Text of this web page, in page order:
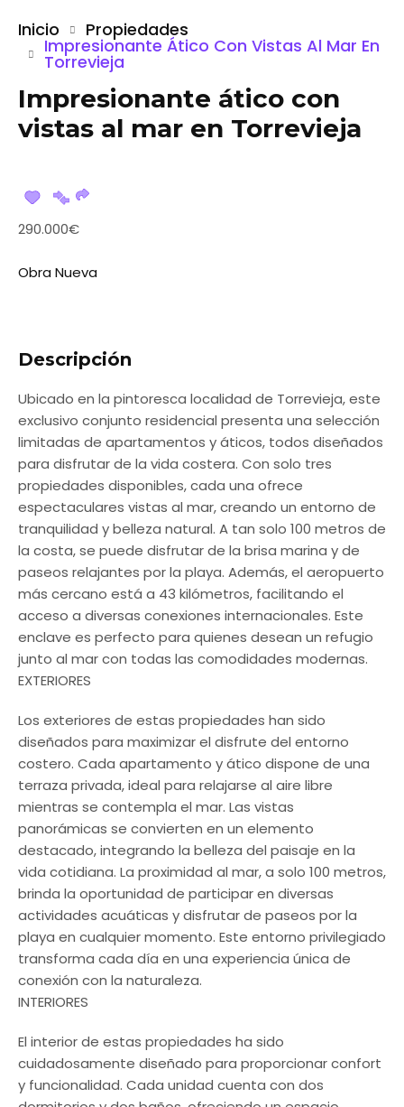
Inicio Propiedades
Impresionante Ático Con Vistas Al Mar En
Torrevieja
Impresionante ático con
vistas al mar en Torrevieja
290.000€
Obra Nueva
Descripción
Ubicado en la pintoresca localidad de Torrevieja, este
exclusivo conjunto residencial presenta una selección
limitadas de apartamentos y áticos, todos diseñados
para disfrutar de la vida costera. Con solo tres
propiedades disponibles, cada una ofrece
espectaculares vistas al mar, creando un entorno de
tranquilidad y belleza natural. A tan solo 100 metros de
la costa, se puede disfrutar de la brisa marina y de
paseos relajantes por la playa. Además, el aeropuerto
más cercano está a 43 kilómetros, facilitando el
acceso a diversas conexiones internacionales. Este
enclave es perfecto para quienes desean un refugio
junto al mar con todas las comodidades modernas.
EXTERIORES
Los exteriores de estas propiedades han sido
diseñados para maximizar el disfrute del entorno
costero. Cada apartamento y ático dispone de una
terraza privada, ideal para relajarse al aire libre
mientras se contempla el mar. Las vistas
panorámicas se convierten en un elemento
destacado, integrando la belleza del paisaje en la
vida cotidiana. La proximidad al mar, a solo 100 metros,
brinda la oportunidad de participar en diversas
actividades acuáticas y disfrutar de paseos por la
playa en cualquier momento. Este entorno privilegiado
transforma cada día en una experiencia única de
conexión con la naturaleza.
INTERIORES
El interior de estas propiedades ha sido
cuidadosamente diseñado para proporcionar confort
y funcionalidad. Cada unidad cuenta con dos